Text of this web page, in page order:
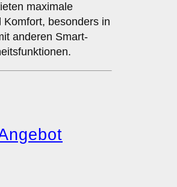
maximale
Komfort, besonders in
anderen Smart-